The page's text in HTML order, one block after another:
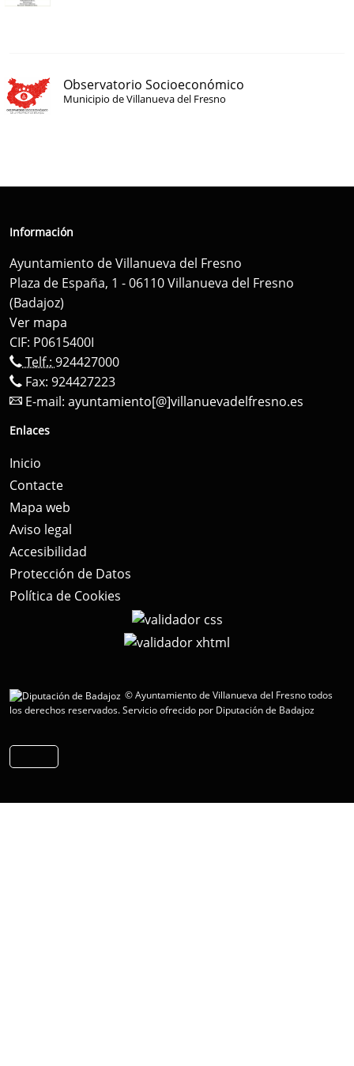
Observatorio Socioeconómico
Municipio de Villanueva del Fresno
Información
Ayuntamiento de Villanueva del Fresno
Plaza de España, 1 - 06110 Villanueva del Fresno
(Badajoz)
Ver mapa
CIF: P0615400I
Telf.: 924427000
Fax: 924427223
E-mail: ayuntamiento[@]villanuevadelfresno.es
Enlaces
Inicio
Contacte
Mapa web
Aviso legal
Accesibilidad
Protección de Datos
Política de Cookies
© Ayuntamiento de Villanueva del Fresno todos
los derechos reservados.Servicio ofrecido por Diputación de Badajoz